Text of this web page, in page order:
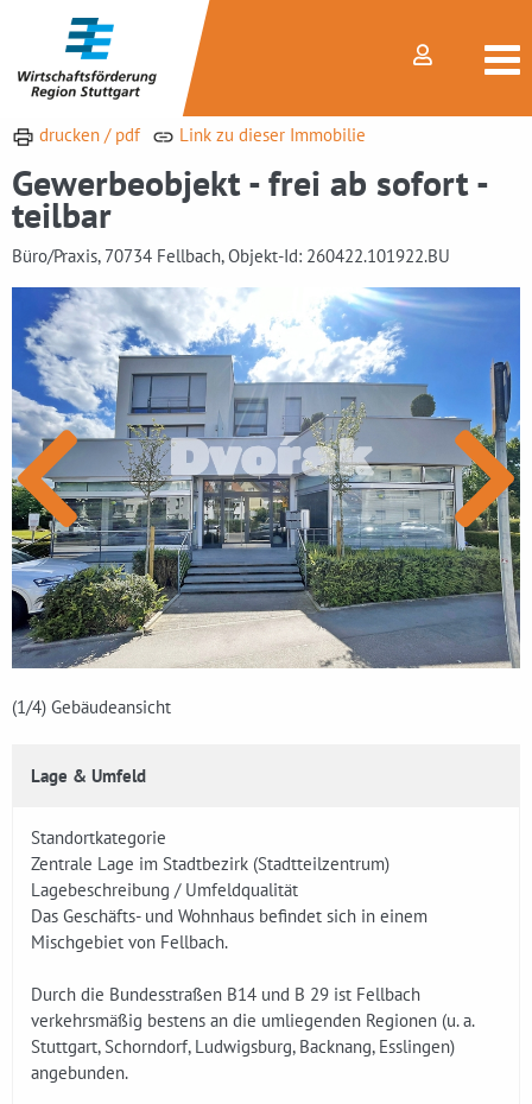
drucken / pdf Link zu dieser Immobilie
Gewerbeobjekt - frei ab sofort -
teilbar
Büro/Praxis, 70734 Fellbach, Objekt-Id: 260422.101922.BU
(1/4) Gebäudeansicht
Lage & Umfeld
Standortkategorie
Zentrale Lage im Stadtbezirk (Stadtteilzentrum)
Lagebeschreibung / Umfeldqualität
Das Geschäfts- und Wohnhaus befindet sich in einem
Mischgebiet von Fellbach.
Durch die Bundesstraßen B14 und B 29 ist Fellbach
verkehrsmäßig bestens an die umliegenden Regionen (u. a.
Stuttgart, Schorndorf, Ludwigsburg, Backnang, Esslingen)
angebunden.